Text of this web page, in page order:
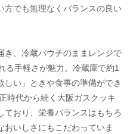
方でも無理なくバランスの良い
き、冷蔵パウチのままレンジで
る手軽さが魅力。冷蔵庫で約1
い」ときや食事の準備ができ
時代から続く大阪ガスクッキ
ており、栄養バランスはもちろ
おいしさにもこだわっていま